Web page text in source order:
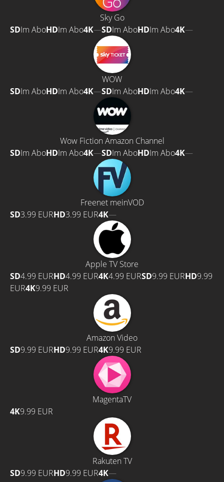
Sky Go
SDIm AboHDIm Abo4K—SDIm AboHDIm Abo4K—
WOW
SDIm AboHDIm Abo4K—SDIm AboHDIm Abo4K—
Wow Fiction Amazon Channel
SDIm AboHDIm Abo4K—SDIm AboHDIm Abo4K—
Freenet meinVOD
SD3.99 EURHD3.99 EUR4K—
Apple TV Store
SD4.99 EURHD4.99 EUR4K4.99 EURSD9.99 EURHD9.99
EUR4K9.99 EUR
Amazon Video
SD9.99 EURHD9.99 EUR4K9.99 EUR
MagentaTV
4K9.99 EUR
Rakuten TV
SD9.99 EURHD9.99 EUR4K—